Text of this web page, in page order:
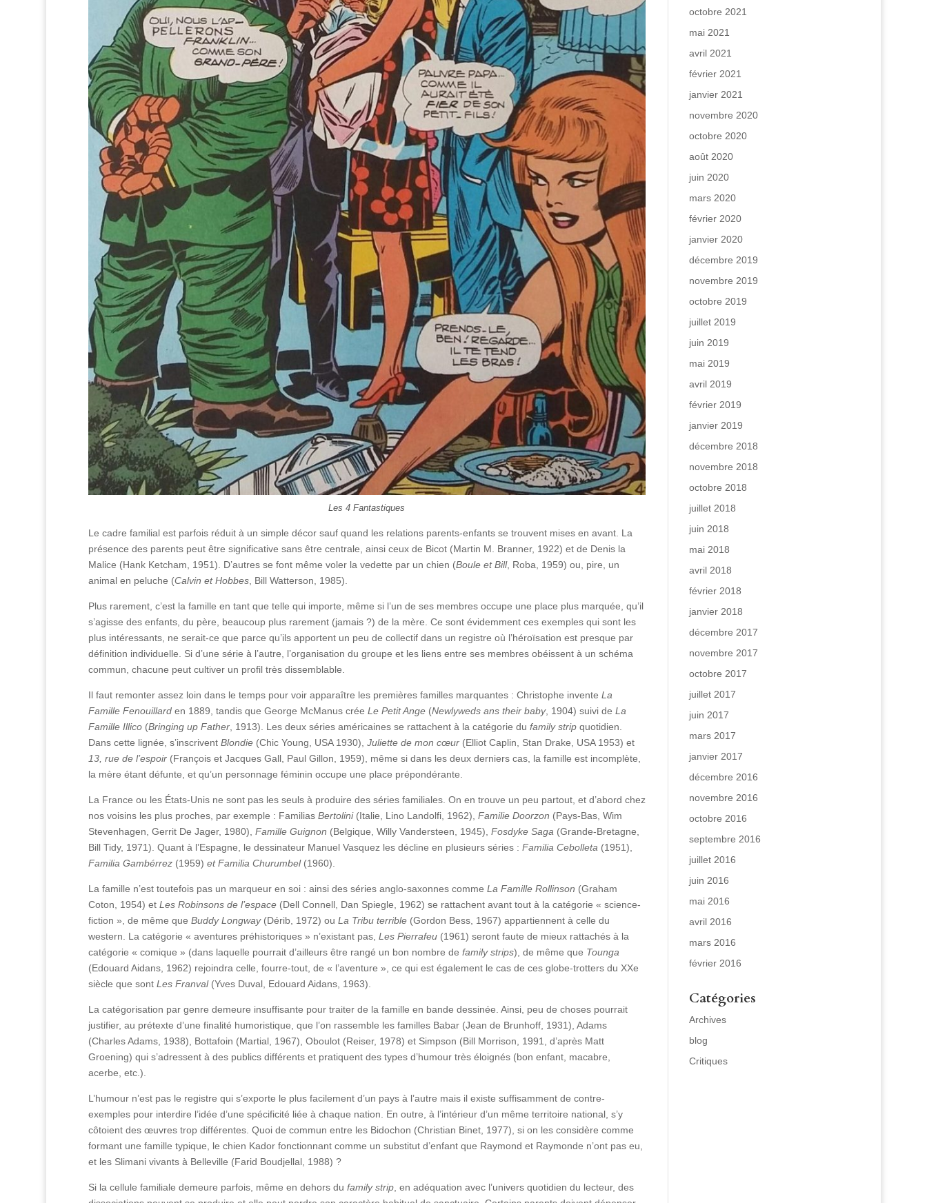
Les 4 Fantastiques
Le cadre familial est parfois réduit à un simple décor sauf quand les relations parents-enfants se trouvent mises en avant. La
présence des parents peut être significative sans être centrale, ainsi ceux de Bicot (Martin M. Branner, 1922) et de Denis la
Malice (Hank Ketcham, 1951). D’autres se font même voler la vedette par un chien (Boule et Bill, Roba, 1959) ou, pire, un
animal en peluche (Calvin et Hobbes, Bill Watterson, 1985).
Plus rarement, c’est la famille en tant que telle qui importe, même si l’un de ses membres occupe une place plus marquée, qu’il
s’agisse des enfants, du père, beaucoup plus rarement (jamais ?) de la mère. Ce sont évidemment ces exemples qui sont les
plus intéressants, ne serait-ce que parce qu’ils apportent un peu de collectif dans un registre où l’héroïsation est presque par
définition individuelle. Si d’une série à l’autre, l’organisation du groupe et les liens entre ses membres obéissent à un schéma
commun, chacune peut cultiver un profil très dissemblable.
Il faut remonter assez loin dans le temps pour voir apparaître les premières familles marquantes : Christophe invente La
Famille Fenouillarden 1889, tandis que George McManus crée Le Petit Ange(Newlyweds ans their baby, 1904) suivi de La
Famille Illico(Bringing up Father, 1913). Les deux séries américaines se rattachent à la catégorie du family stripquotidien.
Dans cette lignée, s’inscrivent Blondie(Chic Young, USA 1930), Juliette de mon cœur(Elliot Caplin, Stan Drake, USA 1953) et
13, rue de l’espoir(François et Jacques Gall, Paul Gillon, 1959), même si dans les deux derniers cas, la famille est incomplète,
la mère étant défunte, et qu’un personnage féminin occupe une place prépondérante.
La France ou les États-Unis ne sont pas les seuls à produire des séries familiales. On en trouve un peu partout, et d’abord chez
nos voisins les plus proches, par exemple : FamiliasBertolini(Italie, Lino Landolfi, 1962), Familie Doorzon (Pays-Bas, Wim
Stevenhagen, Gerrit De Jager, 1980), Famille Guignon (Belgique, Willy Vandersteen, 1945), Fosdyke Saga (Grande-Bretagne,
Bill Tidy, 1971). Quant à l’Espagne, le dessinateur Manuel Vasquez les décline en plusieurs séries : Familia Cebolleta (1951),
Familia Gambérrez(1959) et Familia Churumbel(1960).
La famille n’est toutefois pas un marqueur en soi : ainsi des séries anglo-saxonnes comme La Famille Rollinson (Graham
Coton, 1954) et Les Robinsons de l’espace(Dell Connell, Dan Spiegle, 1962) se rattachent avant tout à la catégorie « science-
fiction », de même que Buddy Longway(Dérib, 1972) ou La Tribu terrible(Gordon Bess, 1967) appartiennent à celle du
western. La catégorie « aventures préhistoriques » n’existant pas, Les Pierrafeu (1961) seront faute de mieux rattachés à la
catégorie « comique » (dans laquelle pourrait d’ailleurs être rangé un bon nombre de family strips), de même que Tounga
(Edouard Aidans, 1962) rejoindra celle, fourre-tout, de « l’aventure », ce qui est également le cas de ces globe-trotters du XXe
siècle que sont Les Franval(Yves Duval, Edouard Aidans, 1963).
La catégorisation par genre demeure insuffisante pour traiter de la famille en bande dessinée. Ainsi, peu de choses pourrait
justifier, au prétexte d’une finalité humoristique, que l’on rassemble les familles Babar (Jean de Brunhoff, 1931), Adams
(Charles Adams, 1938), Bottafoin (Martial, 1967), Oboulot (Reiser, 1978) et Simpson (Bill Morrison, 1991, d’après Matt
Groening) qui s’adressent à des publics différents et pratiquent des types d’humour très éloignés (bon enfant, macabre,
acerbe, etc.).
L’humour n’est pas le registre qui s’exporte le plus facilement d’un pays à l’autre mais il existe suffisamment de contre-
exemples pour interdire l’idée d’une spécificité liée à chaque nation. En outre, à l’intérieur d’un même territoire national, s’y
côtoient des œuvres trop différentes. Quoi de commun entre les Bidochon (Christian Binet, 1977), si on les considère comme
formant une famille typique, le chien Kador fonctionnant comme un substitut d’enfant que Raymond et Raymonde n’ont pas eu,
et les Slimani vivants à Belleville (Farid Boudjellal, 1988) ?
Si la cellule familiale demeure parfois, même en dehors du family strip, en adéquation avec l’univers quotidien du lecteur, des
octobre 2021
mai 2021
avril 2021
février 2021
janvier 2021
novembre 2020
octobre 2020
août 2020
juin 2020
mars 2020
février 2020
janvier 2020
décembre 2019
novembre 2019
octobre 2019
juillet 2019
juin 2019
mai 2019
avril 2019
février 2019
janvier 2019
décembre 2018
novembre 2018
octobre 2018
juillet 2018
juin 2018
mai 2018
avril 2018
février 2018
janvier 2018
décembre 2017
novembre 2017
octobre 2017
juillet 2017
juin 2017
mars 2017
janvier 2017
décembre 2016
novembre 2016
octobre 2016
septembre 2016
juillet 2016
juin 2016
mai 2016
avril 2016
mars 2016
février 2016
Catégories
Archives
blog
Critiques